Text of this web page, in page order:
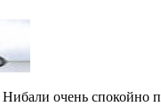
очень спокойно